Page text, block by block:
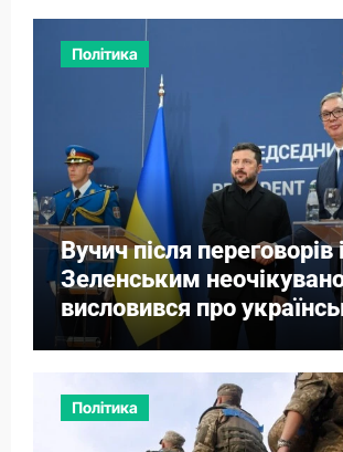
Політика
Вучич після переговорів
Зеленським
висловився про
території
Політика